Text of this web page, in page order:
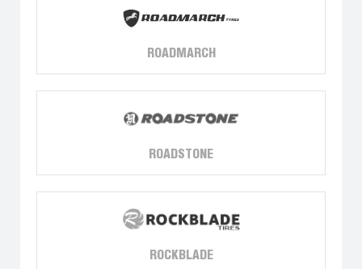
ROADMARCH
ROADSTONE
ROCKBLADE